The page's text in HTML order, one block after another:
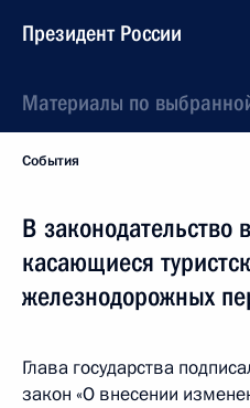
Президент России
Материалы по
События
В
касающиеся
железнодорожных
Глава государства
закон «О внесении